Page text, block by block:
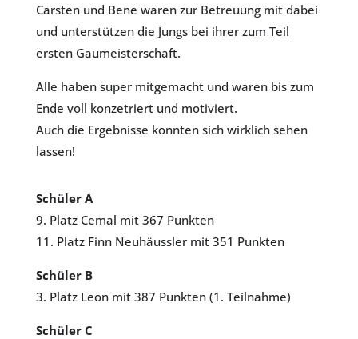
Carsten und Bene waren zur Betreuung mit dabei
und unterstützen die Jungs bei ihrer zum Teil
ersten Gaumeisterschaft.
Alle haben super mitgemacht und waren bis zum
Ende voll konzetriert und motiviert.
Auch die Ergebnisse konnten sich wirklich sehen
lassen!
Schüler A
9. Platz Cemal mit 367 Punkten
11. Platz Finn Neuhäussler mit 351 Punkten
Schüler B
3. Platz Leon mit 387 Punkten (1. Teilnahme)
Schüler C